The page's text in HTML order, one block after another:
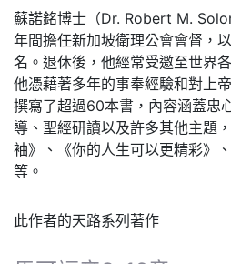
蘇諾銘博士（Dr. Robert M.
年間擔任新加坡衛理公會會督，
名。退休後，他經常受邀至世界
他憑藉著多年的事奉經驗和對上
撰寫了超過60本書，內容涵蓋忠
導、聖經研讀以及許多其他主題
袖》、《你的人生可以更精彩》
等。
此作者的天路系列著作